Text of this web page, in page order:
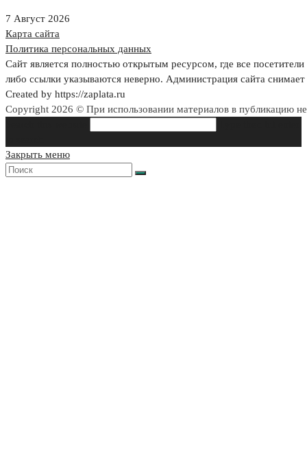
7 Август 2026
Карта сайта
Политика персональных данных
Сайт является полностью открытым ресурсом, где все
либо ссылки указываются неверно. Администрация сайта
Created by https://zaplata.ru
Copyright 2026 © При использовании материалов в публикацию
Закрыть меню